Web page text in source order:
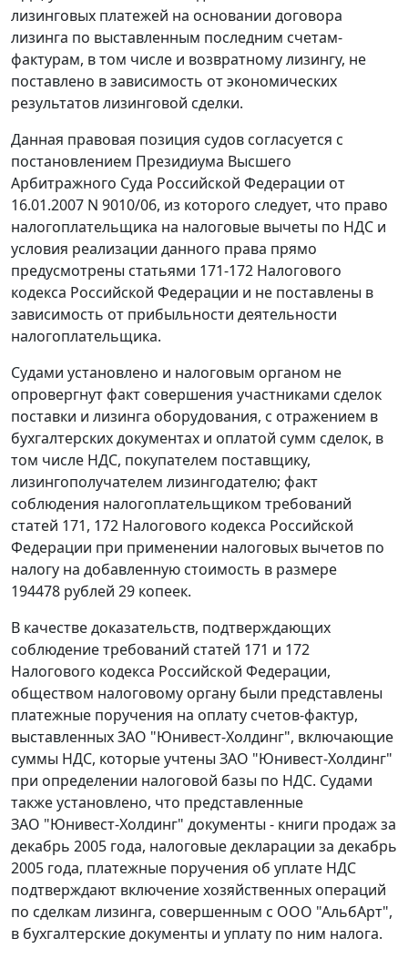
лизинговых платежей на основании договора
лизинга по выставленным последним счетам-
фактурам, в том числе и возвратному лизингу, не
поставлено в зависимость от экономических
результатов лизинговой сделки.
Данная правовая позиция судов согласуется с
постановлением Президиума Высшего
Арбитражного Суда Российской Федерации от
16.01.2007 N 9010/06, из которого следует, что право
налогоплательщика на налоговые вычеты по НДС и
условия реализации данного права прямо
предусмотрены статьями 171-172 Налогового
кодекса Российской Федерации и не поставлены в
зависимость от прибыльности деятельности
налогоплательщика.
Судами установлено и налоговым органом не
опровергнут факт совершения участниками сделок
поставки и лизинга оборудования, с отражением в
бухгалтерских документах и оплатой сумм сделок, в
том числе НДС, покупателем поставщику,
лизингополучателем лизингодателю; факт
соблюдения налогоплательщиком требований
статей 171, 172 Налогового кодекса Российской
Федерации при применении налоговых вычетов по
налогу на добавленную стоимость в размере
194478 рублей 29 копеек.
В качестве доказательств, подтверждающих
соблюдение требований статей 171 и 172
Налогового кодекса Российской Федерации,
обществом налоговому органу были представлены
платежные поручения на оплату счетов-фактур,
выставленных ЗАО "Юнивест-Холдинг", включающие
суммы НДС, которые учтены ЗАО "Юнивест-Холдинг"
при определении налоговой базы по НДС. Судами
также установлено, что представленные
ЗАО "Юнивест-Холдинг" документы - книги продаж за
декабрь 2005 года, налоговые декларации за декабрь
2005 года, платежные поручения об уплате НДС
подтверждают включение хозяйственных операций
по сделкам лизинга, совершенным с ООО "АльбАрт",
в бухгалтерские документы и уплату по ним налога.